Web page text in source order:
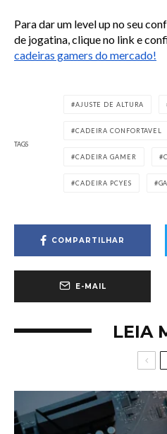
Para dar um level up no seu
de jogatina, clique no link e
cadeiras gamers do mercado!
TAGS
AJUSTE DE ALTURA
CADEIRA CONFORTAVEL
CADEIRA GAMER
CADEIRA PCYES
COMPARTILHAR
E-MAIL
LEIA